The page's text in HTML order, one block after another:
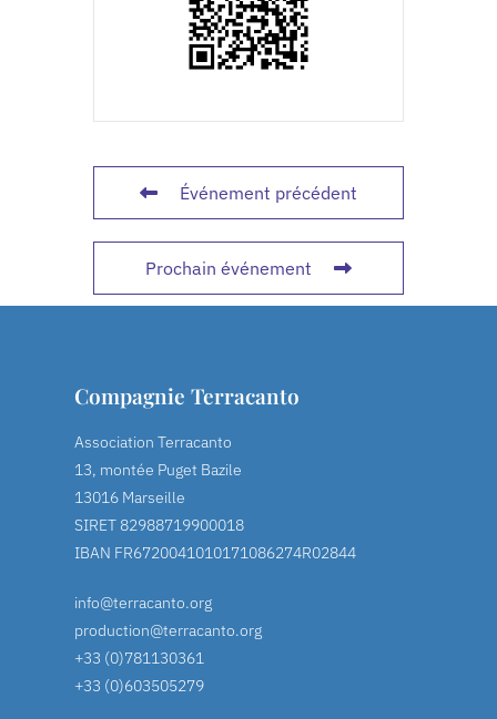
Événement précédent
Prochain événement
Compagnie Terracanto
Association Terracanto
13, montée Puget Bazile
13016 Marseille
SIRET 82988719900018
IBAN FR6720041010171086274R02844
info@terracanto.org
production@terracanto.org
+33 (0)781130361
+33 (0)603505279